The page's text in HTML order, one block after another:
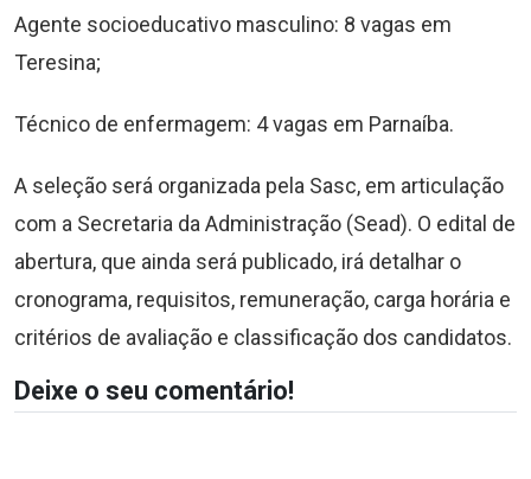
Agente socioeducativo masculino: 8 vagas em
Teresina;
Técnico de enfermagem: 4 vagas em Parnaíba.
A seleção será organizada pela Sasc, em articulação
com a Secretaria da Administração (Sead). O edital de
abertura, que ainda será publicado, irá detalhar o
cronograma, requisitos, remuneração, carga horária e
critérios de avaliação e classificação dos candidatos.
Deixe o seu comentário!